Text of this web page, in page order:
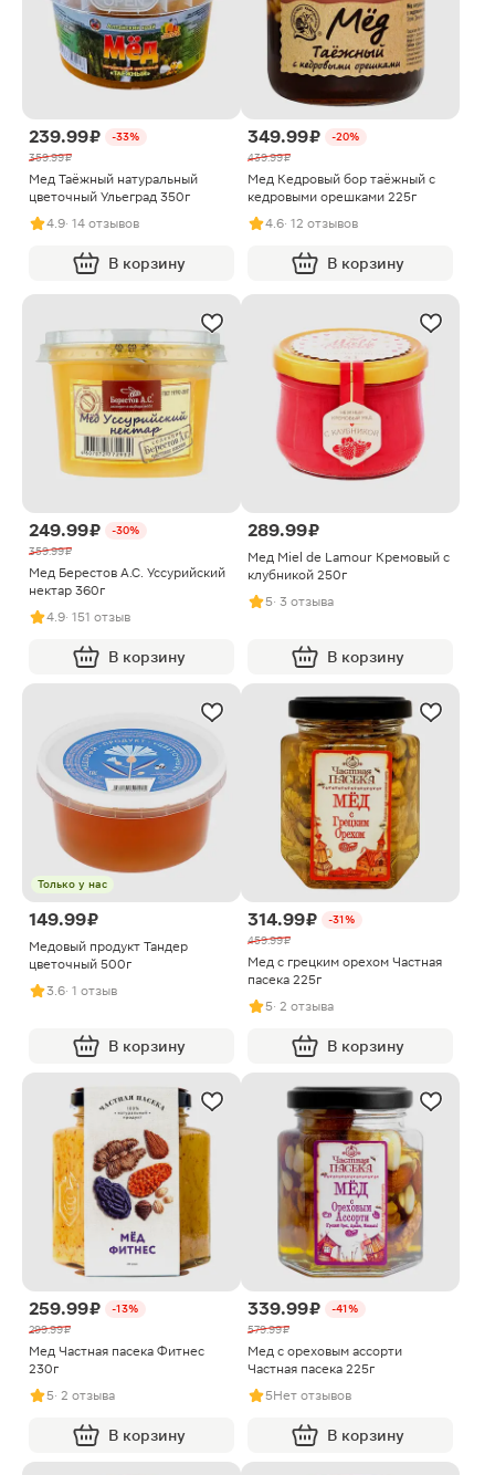
239.99 ₽
-33%
359.99 ₽
Мед Таёжный натуральный
цветочный Ульеград 350г
4.9· 14 отзывов
В корзину
349.99 ₽
-20%
439.99 ₽
Мед Кедровый бор таёжный с
кедровыми орешками 225г
4.6· 12 отзывов
В корзину
249.99 ₽
-30%
359.99 ₽
Мед Берестов А.С. Уссурийский
нектар 360г
4.9· 151 отзыв
В корзину
289.99 ₽
Мед Miel de Lamour Кремовый с
клубникой 250г
5· 3 отзыва
В корзину
Только у нас
149.99 ₽
Медовый продукт Тандер
цветочный 500г
3.6· 1 отзыв
В корзину
314.99 ₽
-31%
459.99 ₽
Мед с грецким орехом Частная
пасека 225г
5· 2 отзыва
В корзину
259.99 ₽
-13%
299.99 ₽
Мед Частная пасека Фитнес
230г
5· 2 отзыва
В корзину
339.99 ₽
-41%
579.99 ₽
Мед с ореховым ассорти
Частная пасека 225г
5Нет отзывов
В корзину